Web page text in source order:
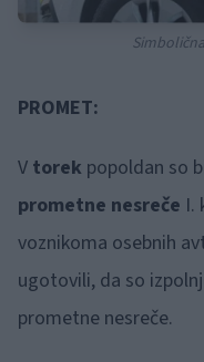
PROMET:
V torek popoldan so
prometne nesreče I.
voznikoma osebnih
ugotovili, da so
prometne nesreče.